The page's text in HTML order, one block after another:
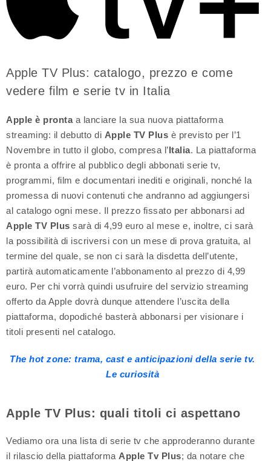
Apple TV Plus: catalogo, prezzo e come
vedere film e serie tv in Italia
Apple è prontaa lanciare la sua nuova piattaforma
streaming: il debutto di Apple TV Plus è previsto per l’1
Novembre in tutto il globo, compresa l’ Italia. La piattaforma
è pronta a offrire al pubblico degli abbonati serie tv,
programmi, film e documentari inediti e originali, nonché la
promessa di nuovi contenuti che andranno ad aggiungersi
al catalogo ogni mese. Il prezzo fissato per abbonarsi ad
Apple TV Plus sarà di 4,99 euro al mese e, inoltre, ci sarà
la possibilità di iscriversi con un mese di prova gratuita, al
termine del quale, se non ci sarà la disdetta dell’utente,
partirà automaticamente l’abbonamento al prezzo di 4,99
euro. Per chi vorrà quindi usufruire del servizio streaming
offerto da Apple dovrà dunque attendere l’uscita della
piattaforma, dopodiché basterà abbonarsi per visionare i
titoli presenti nel catalogo.
The hot zone: trama, cast e anticipazioni della serie tv.
Le curiosità
Apple TV Plus: quali titoli ci aspettano
Vediamo ora una lista di serie tv che approderanno durante
il rilascio della piattaforma Apple Tv Plus; da notare che